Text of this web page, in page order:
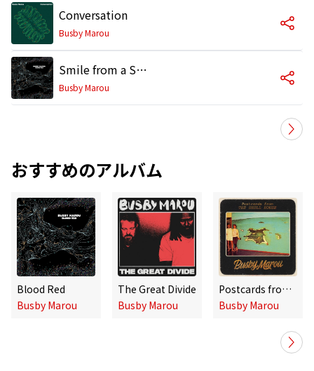
Conversation
Busby Marou
Smile from a Stranger
Busby Marou
おすすめのアルバム
Blood Red
Busby Marou
The Great Divide
Busby Marou
Postcards from the Shell House
Busby Marou